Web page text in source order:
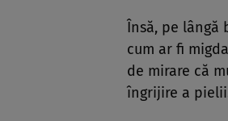
Însă, pe lângă
cum ar fi
de mirare că
îngrijire a